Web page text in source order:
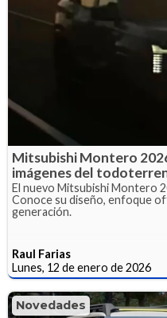
Mitsubishi Montero
imágenes del
El nuevo Mitsubishi Montero
Conoce su diseño, enfoque
generación.
Raul Farias
Lunes, 12 de enero de 2026
Novedades